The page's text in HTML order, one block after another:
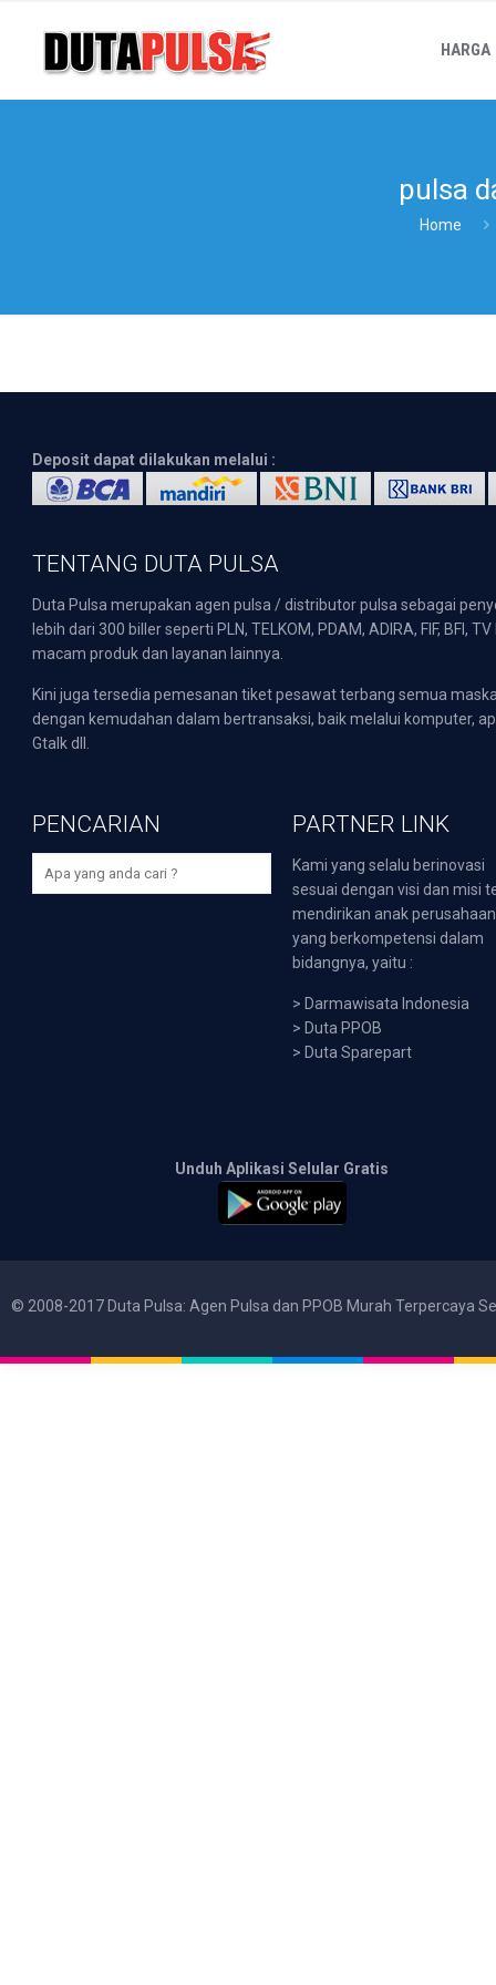
HARGA
pulsa
Home
Deposit dapat dilakukan melalui :
TENTANG DUTA PULSA
Duta Pulsa merupakan agen pulsa / distributor pulsa sebagai
lebih dari 300 biller seperti PLN, TELKOM, PDAM, ADIRA, FIF,
macam produk dan layanan lainnya.
Kini juga tersedia pemesanan tiket pesawat terbang semua
dengan kemudahan dalam bertransaksi, baik melalui komputer,
Gtalk dll.
PENCARIAN PARTNER LINK
Kami yang selalu berinovasi
sesuai dengan visi dan misi
mendirikan anak perusahaan
yang berkompetensi dalam
bidangnya, yaitu :
> Darmawisata Indonesia
> Duta PPOB
> Duta Sparepart
Unduh Aplikasi Selular Gratis
© 2008-2017 Duta Pulsa: Agen Pulsa dan PPOB Murah Terpercaya